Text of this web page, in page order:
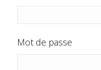
Mot de passe